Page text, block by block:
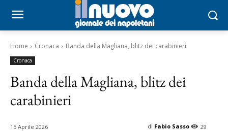
Home Cronaca Banda della Magliana, blitz dei carabinieri
Cronaca
Banda della Magliana, blitz dei
carabinieri
15 Aprile 2026 29
di Fabio Sasso